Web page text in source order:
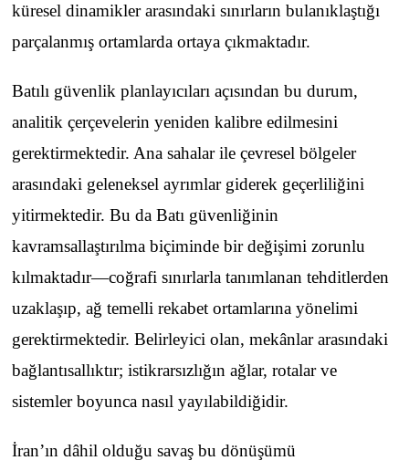
küresel dinamikler arasındaki sınırların bulanıklaştığı
parçalanmış ortamlarda ortaya çıkmaktadır.
Batılı güvenlik planlayıcıları açısından bu durum,
analitik çerçevelerin yeniden kalibre edilmesini
gerektirmektedir. Ana sahalar ile çevresel bölgeler
arasındaki geleneksel ayrımlar giderek geçerliliğini
yitirmektedir. Bu da Batı güvenliğinin
kavramsallaştırılma biçiminde bir değişimi zorunlu
kılmaktadır—coğrafi sınırlarla tanımlanan tehditlerden
uzaklaşıp, ağ temelli rekabet ortamlarına yönelimi
gerektirmektedir. Belirleyici olan, mekânlar arasındaki
bağlantısallıktır; istikrarsızlığın ağlar, rotalar ve
sistemler boyunca nasıl yayılabildiğidir.
İran’ın dâhil olduğu savaş bu dönüşümü